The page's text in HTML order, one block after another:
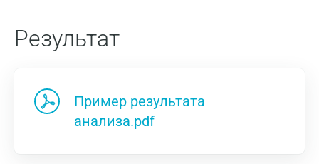
Результат
Пример результата
анализа.pdf